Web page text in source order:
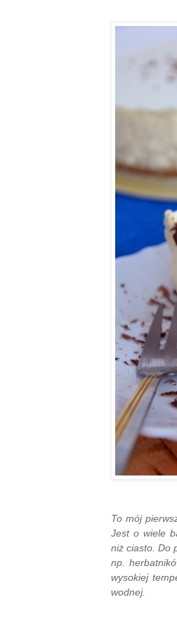
To mój
Jest o wiele
niż ciasto. Do
np.
wysokiej
wodnej.